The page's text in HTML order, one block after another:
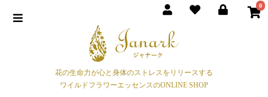
0
花の生命力が心と身体のストレスをリリースする
ワイルドフラワーエッセンスのONLINE SHOP